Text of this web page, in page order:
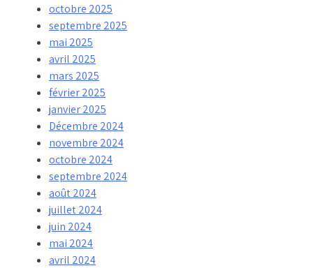
octobre 2025
septembre 2025
mai 2025
avril 2025
mars 2025
février 2025
janvier 2025
Décembre 2024
novembre 2024
octobre 2024
septembre 2024
août 2024
juillet 2024
juin 2024
mai 2024
avril 2024